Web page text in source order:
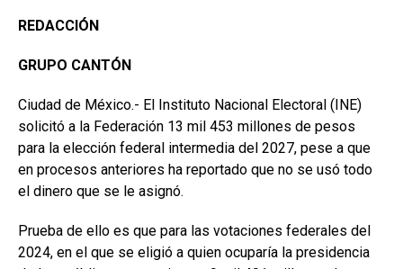
REDACCIÓN
GRUPO CANTÓN
Ciudad de México.- El Instituto Nacional Electoral (INE)
solicitó a la Federación 13 mil 453 millones de pesos
para la elección federal intermedia del 2027, pese a que
en procesos anteriores ha reportado que no se usó todo
el dinero que se le asignó.
Prueba de ello es que para las votaciones federales del
2024, en el que se eligió a quien ocuparía la presidencia